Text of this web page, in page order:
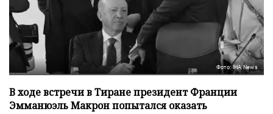
Фото: IHA News
В ходе встречи в Тиране президент Франции
Эмманюэль Макрон попытался оказать